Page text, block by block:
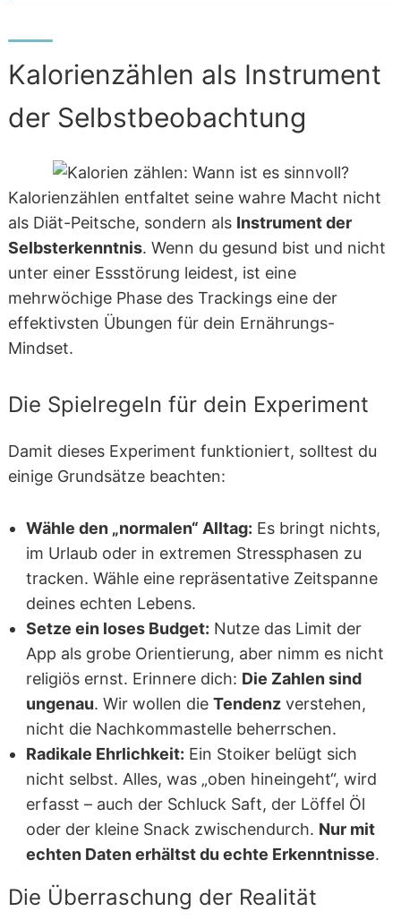
Kalorienzählen als Instrument
der Selbstbeobachtung
Kalorienzählen entfaltet seine wahre Macht nicht
als Diät-Peitsche, sondern als Instrument der
Selbsterkenntnis. Wenn du gesund bist und nicht
unter einer Essstörung leidest, ist eine
mehrwöchige Phase des Trackings eine der
effektivsten Übungen für dein Ernährungs-
Mindset.
Die Spielregeln für dein Experiment
Damit dieses Experiment funktioniert, solltest du
einige Grundsätze beachten:
Wähle den „normalen“ Alltag: Es bringt nichts,
im Urlaub oder in extremen Stressphasen zu
tracken. Wähle eine repräsentative Zeitspanne
deines echten Lebens.
Setze ein loses Budget: Nutze das Limit der
App als grobe Orientierung, aber nimm es nicht
religiös ernst. Erinnere dich: Die Zahlen sind
ungenau. Wir wollen die Tendenzverstehen,
nicht die Nachkommastelle beherrschen.
Radikale Ehrlichkeit: Ein Stoiker belügt sich
nicht selbst. Alles, was „oben hineingeht“, wird
erfasst – auch der Schluck Saft, der Löffel Öl
oder der kleine Snack zwischendurch. Nur mit
echten Daten erhältst du echte Erkenntnisse.
Die Überraschung der Realität